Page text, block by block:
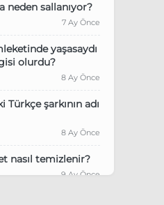
neden sallanıyor?
7 Ay Önce
yaşasaydı
olurdu?
8 Ay Önce
şarkının adı
8 Ay Önce
nasıl temizlenir?
9 Ay Önce